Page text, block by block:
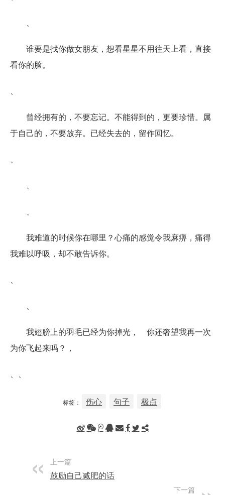
谁要是找你做女朋友，想看星星不用往天上看，直接
看你的脸。
曾经拥有的，不要忘记。不能得到的，更要珍惜。属
于自己的，不要放弃。已经失去的，留作回忆。
我难道的时候你在哪里？心痛的感觉令我麻痹，痛得
我难以呼吸，却不敢告诉你。
我翅膀上的羽毛已经为你掉光， 你还奢望我再一次
为你飞起来吗？，
标签： 伤心 句子 极点
上一篇
鼓励自己减肥的话
下一篇